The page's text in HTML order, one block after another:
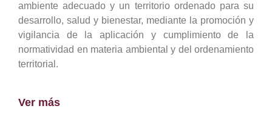
ambiente adecuado y un territorio ordenado para su
desarrollo, salud y bienestar, mediante la promoción y
vigilancia de la aplicación y cumplimiento de la
normatividad en materia ambiental y del ordenamiento
territorial.
Ver más